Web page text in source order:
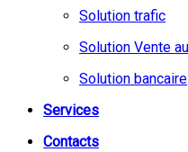
Solution trafic
Solution Vente
Solution bancaire
Services
Contacts